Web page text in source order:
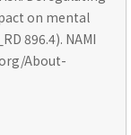
on mental
896.4). NAMI
About-